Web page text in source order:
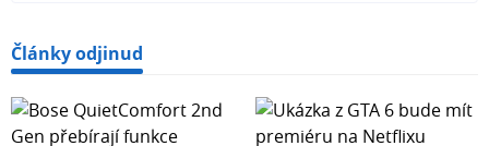
Články odjinud